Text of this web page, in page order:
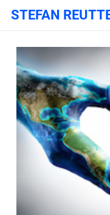
STEFAN